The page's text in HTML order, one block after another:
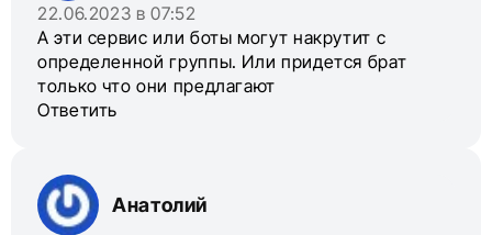
22.06.2023 в 07:52
А эти сервис или боты могут накрутит с
определенной группы. Или придется брат
только что они предлагают
Ответить
Анатолий